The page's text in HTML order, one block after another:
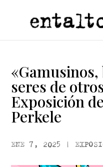
seres de
Exposición
Perkele
ENE 7, 2025 |